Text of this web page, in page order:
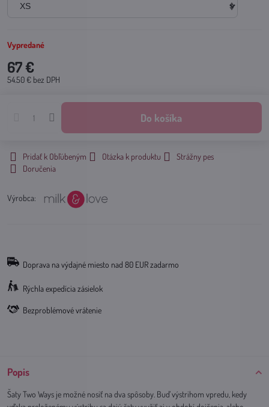
Vypredané
67 €
54.50 € bez DPH
Do košíka
Pridať k Obľúbeným Otázka k produktu
Strážny pes
Doručenia
Výrobca:
Doprava na výdajné miesto nad 80 EUR zadarmo
Rýchla expedícia zásielok
Bezproblémové vrátenie
Popis
Šaty Two Ways je možné nosiť na dva spôsoby. Buď výstrihom vpredu, kedy